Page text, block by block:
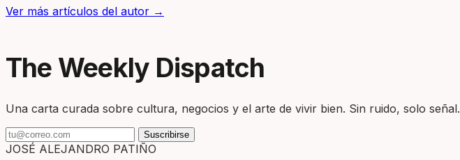
Ver más artículos del autor →
The Weekly Dispatch
Una carta curada sobre cultura, negocios y el arte de vivir bien. Sin ruido, solo señal.
Suscribirse
JOSÉ ALEJANDRO PATIÑO